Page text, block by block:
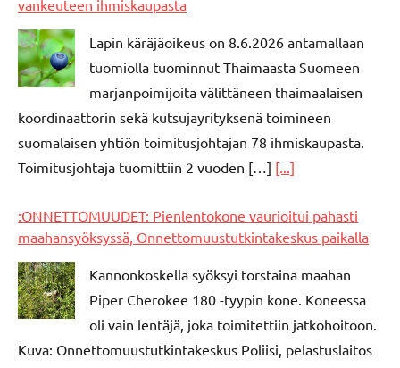
vankeuteen ihmiskaupasta
Lapin käräjäoikeus on 8.6.2026 antamallaan
tuomiolla tuominnut Thaimaasta Suomeen
marjanpoimijoita välittäneen thaimaalaisen
koordinaattorin sekä kutsujayrityksenä toimineen
suomalaisen yhtiön toimitusjohtajan 78 ihmiskaupasta.
Toimitusjohtaja tuomittiin 2 vuoden […] [...]
:ONNETTOMUUDET: Pienlentokone vaurioitui pahasti
maahansyöksyssä, Onnettomuustutkintakeskus paikalla
Kannonkoskella syöksyi torstaina maahan
Piper Cherokee 180 -tyypin kone. Koneessa
oli vain lentäjä, joka toimitettiin jatkohoitoon.
Kuva: Onnettomuustutkintakeskus Poliisi, pelastuslaitos